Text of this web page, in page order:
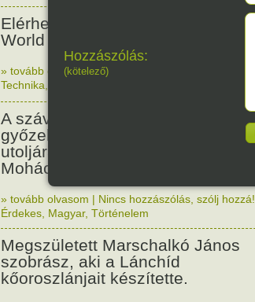
Elérhetővé vált az első ismert
World Wide Web oldal.
» tovább olvasom|Nincs hozzászólás, szólj hozzá!
Technika
A szávaszentdemeteri-nagyolaszi
győzelem, ahol a magyarok
utoljára győzték le a törököket
Mohács előtt.
» tovább olvasom | Nincs hozzászólás, szólj hozzá!
Érdekes Magyar, Történelem
Megszületett Marschalkó János
szobrász, aki a Lánchíd
kőoroszlánjait készítette.
Hozzászólás:
(kötelező)